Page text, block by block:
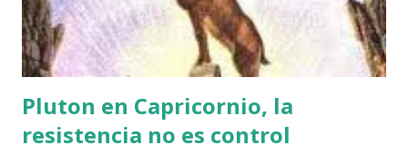
ayuda, sino que acapara y domina. Y el c...
Pluton en Capricornio, la
resistencia no es control